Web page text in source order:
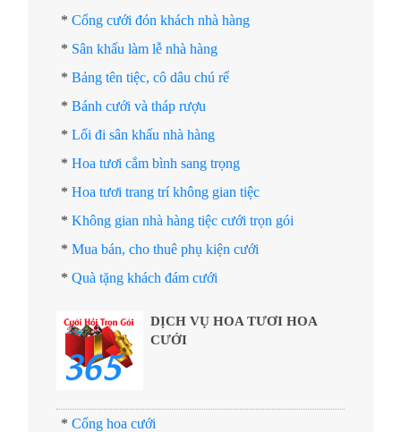
* Cổng cưới đón khách nhà hàng
* Sân khấu làm lễ nhà hàng
* Bảng tên tiệc, cô dâu chú rể
* Bánh cưới và tháp rượu
* Lối đi sân khấu nhà hàng
* Hoa tươi cắm bình sang trọng
* Hoa tươi trang trí không gian tiệc
* Không gian nhà hàng tiệc cưới trọn gói
* Mua bán, cho thuê phụ kiện cưới
* Quà tặng khách đám cưới
DỊCH VỤ HOA TƯƠI HOA
CƯỚI
* Cổng hoa cưới